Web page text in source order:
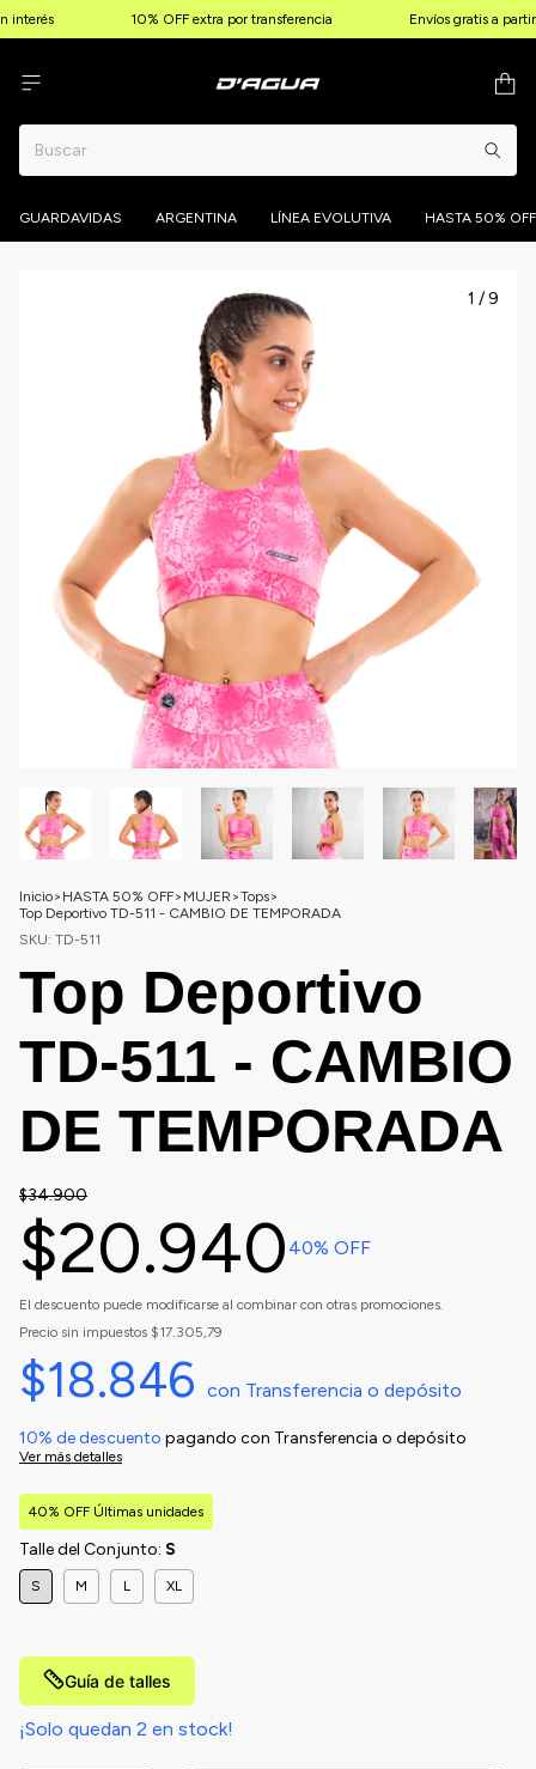
10% OFF extra por transferencia Envíos gratis a
GUARDAVIDAS ARGENTINA LÍNEA EVOLUTIVA HASTA 50% OFF
1 /9
Inicio> HASTA 50% OFF> MUJER >Tops>
Top Deportivo TD-511 - CAMBIO DE TEMPORADA
SKU: TD-511
Top Deportivo
TD-511 - CAMBIO
DE TEMPORADA
$34.900
$20.940 40% OFF
El descuento puede modificarse al combinar con otras promociones.
Precio sin impuestos $17.305,79
$18.846 con Transferencia o depósito
10% de descuento pagando con Transferencia o depósito
Ver más detalles
40% OFF Últimas unidades
Talle del Conjunto: S
S M L XL
Guía de talles
¡Solo quedan 2 en stock!